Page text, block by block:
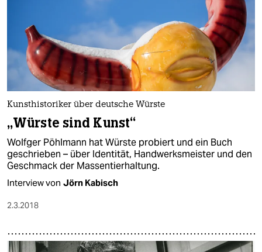
Kunsthistoriker über deutsche Würste
„Würste sind Kunst“
Wolfger Pöhlmann hat Würste probiert und ein Buch
geschrieben – über Identität, Handwerksmeister und den
Geschmack der Massentierhaltung.
Interview von Jörn Kabisch
2.3.2018